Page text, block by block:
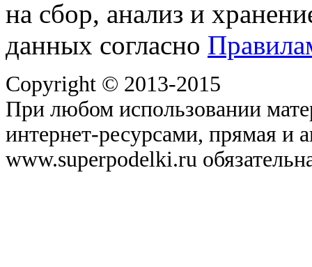
на сбор, анализ и
данных согласно
Copyright © 2013-2015
При любом использовании
интернет-ресурсами, прямая и
www.superpodelki.ru